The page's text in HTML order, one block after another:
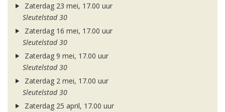
Zaterdag 23 mei, 17.00 uur
Sleutelstad 30
Zaterdag 16 mei, 17.00 uur
Sleutelstad 30
Zaterdag 9 mei, 17.00 uur
Sleutelstad 30
Zaterdag 2 mei, 17.00 uur
Sleutelstad 30
Zaterdag 25 april, 17.00 uur